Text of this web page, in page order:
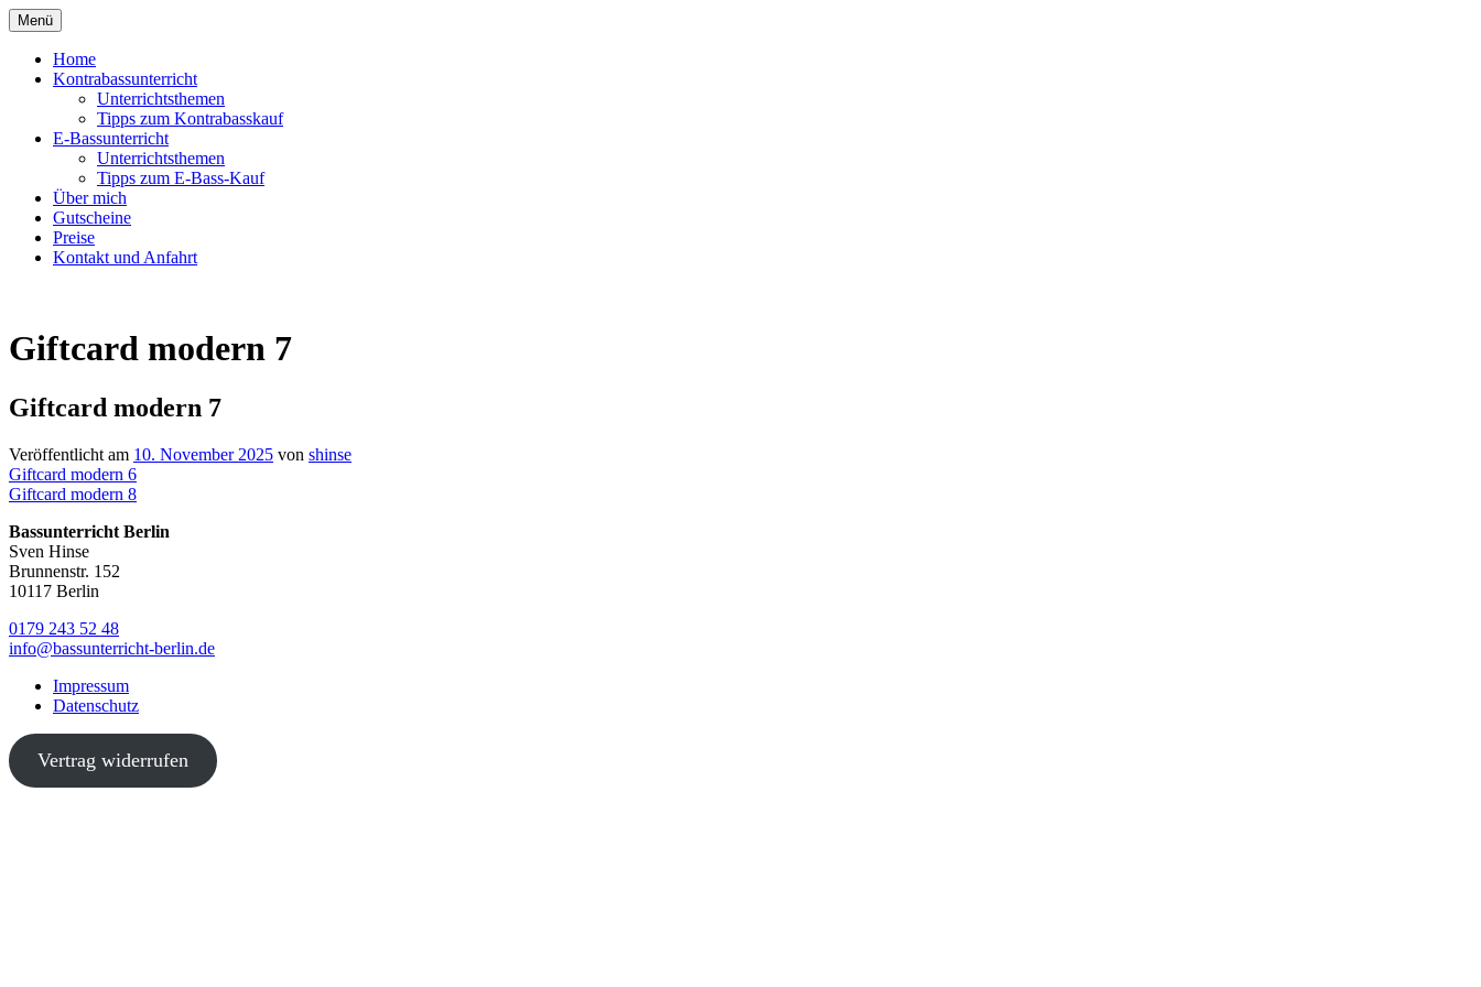
Zum
Inhalt
springen
Menü
Home
Kontrabassunterricht
Unterrichtsthemen
Tipps zum Kontrabasskauf
E-Bassunterricht
Unterrichtsthemen
Tipps zum E-Bass-Kauf
Über mich
Gutscheine
Preise
Kontakt und Anfahrt
Giftcard modern 7
Giftcard modern 7
Veröffentlicht am 10. November 2025 von shinse
Beitragsnavigation
Giftcard modern 6
Giftcard modern 8
Bassunterricht Berlin
Sven Hinse
Brunnenstr. 152
10117 Berlin
0179 243 52 48
info@bassunterricht-berlin.de
Impressum
Datenschutz
Vertrag widerrufen